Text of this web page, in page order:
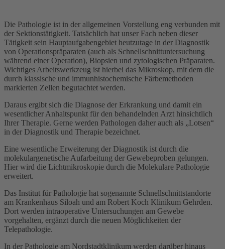
Die Pathologie ist in der allgemeinen Vorstellung eng verbunden mit
der Sektionstätigkeit. Tatsächlich hat unser Fach neben dieser
Tätigkeit sein Hauptaufgabengebiet heutzutage in der Diagnostik
von Operationspräparaten (auch als Schnellschnittuntersuchung
während einer Operation), Biopsien und zytologischen Präparaten.
Wichtiges Arbeitswerkzeug ist hierbei das Mikroskop, mit dem die
durch klassische und immunhistochemische Färbemethoden
markierten Zellen begutachtet werden.
Daraus ergibt sich die Diagnose der Erkrankung und damit ein
wesentlicher Anhaltspunkt für den behandelnden Arzt hinsichtlich
Ihrer Therapie. Gerne werden Pathologen daher auch als „Lotsen“
in der Diagnostik und Therapie bezeichnet.
Eine wesentliche Erweiterung der Diagnostik ist durch die
molekulargenetische Aufarbeitung der Gewebeproben gelungen.
Hier wird die Lichtmikroskopie durch die Molekulare Pathologie
erweitert.
Das Institut für Pathologie hat sogenannte Schnellschnittstandorte
am Krankenhaus Siloah und am Robert Koch Klinikum Gehrden.
Dort werden intraoperative Untersuchungen am Gewebe
vorgehalten, ergänzt durch die neuen Möglichkeiten der
Telepathologie.
In der Pathologie am Nordstadtklinikum werden darüber hinaus